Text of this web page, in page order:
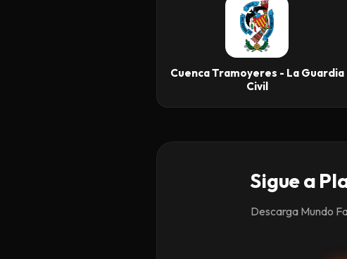
Cuenca Tramoyeres - La Guardia
Civil
Sigue a
Descarga Mundo